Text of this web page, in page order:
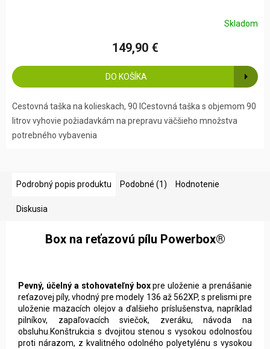
Skladom
149,90 €
DO KOŠÍKA
Cestovná taška na kolieskach, 90 lCestovná taška s objemom 90
litrov vyhovie požiadavkám na prepravu väčšieho množstva
potrebného vybavenia
Podrobný popis produktu Podobné (1) Hodnotenie
Diskusia
Box na reťazovú pílu Powerbox®
Pevný, účelný a stohovateľný boxpre uloženie a prenášanie
reťazovej píly, vhodný pre modely 136 až 562XP, s prelismi pre
uloženie mazacích olejov a ďalšieho príslušenstva, napríklad
pilníkov, zapaľovacích sviečok, zveráku, návoda na
obsluhu.Konštrukcia s dvojitou stenou s vysokou odolnosťou
proti nárazom, z kvalitného odolného polyetylénu s vysokou